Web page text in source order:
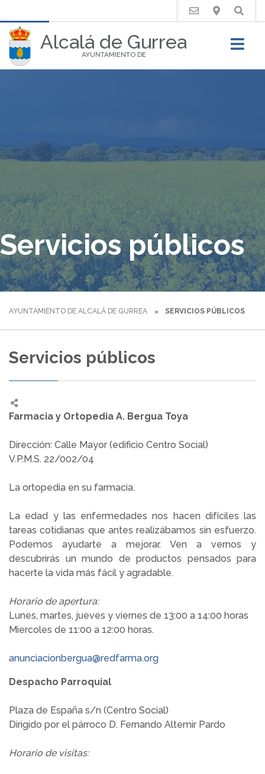
Alcalá de Gurrea
AYUNTAMIENTO DE
Buscar
Servicios públicos
AYUNTAMIENTO DE ALCALÁ DE GURREA SERVICIOS PÚBLICOS
Servicios públicos
Farmacia y Ortopedia A. Bergua Toya
Dirección: Calle Mayor (edificio Centro Social)
V.P.M.S. 22/002/04
La ortopedia en su farmacia.
La edad y las enfermedades nos hacen difíciles las
tareas cotidianas que antes realizábamos sin esfuerzo.
Podemos ayudarte a mejorar. Ven a vernos y
descubrirás un mundo de productos pensados para
hacerte la vida más fácil y agradable.
Horario de apertura:
Lunes, martes, jueves y viernes de 13:00 a 14:00 horas
Miercoles de 11:00 a 12:00 horas.
anunciacionbergua@redfarma.org
Despacho Parroquial
Plaza de España s/n (Centro Social)
Dirigido por el párroco D. Fernando Altemir Pardo
Horario de visitas: